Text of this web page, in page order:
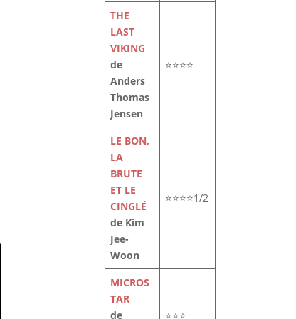
THE
LAST
VIKING
de
Anders
Thomas
Jensen
⭐⭐⭐⭐
LE BON,
LA
BRUTE
ET LE
CINGLÉ
de Kim
Jee-
Woon
⭐⭐⭐⭐1/2
MICROS
TAR
de
⭐⭐⭐